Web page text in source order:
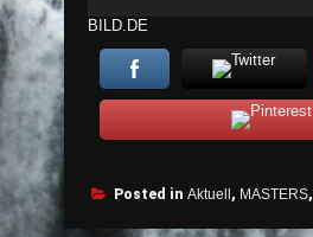
BILD.DE
Posted in Aktuell , MASTERS,